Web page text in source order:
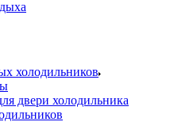
холодильников
двери холодильника